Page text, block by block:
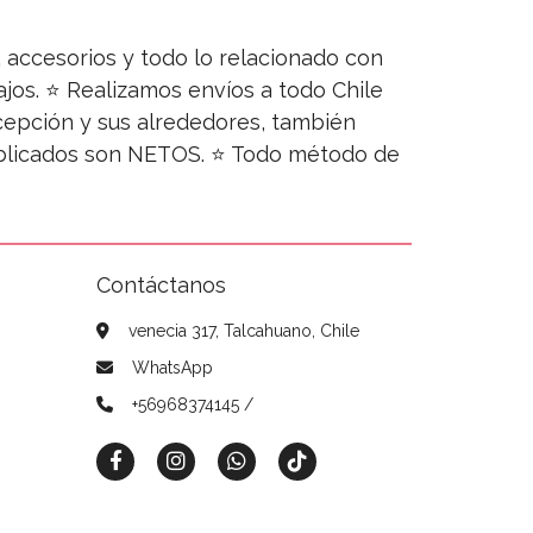
accesorios y todo lo relacionado con
⭐ Realizamos envíos a todo Chile
y sus alrededores, también
son NETOS. ⭐ Todo método de
Contáctanos
venecia 317, Talcahuano, Chile
WhatsApp
+56968374145 /